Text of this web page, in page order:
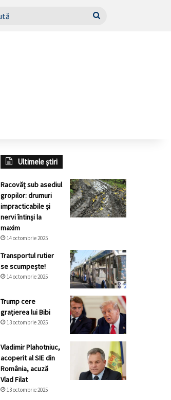
Caută
Ultimele știri
Racovăț sub asediul
gropilor: drumuri
impracticabile și
nervi întinși la
maxim
14 octombrie 2025
Transportul rutier
se scumpește!
14 octombrie 2025
Trump cere
grațierea lui Bibi
13 octombrie 2025
Vladimir Plahotniuc,
acoperit al SIE din
România, acuză
Vlad Filat
13 octombrie 2025